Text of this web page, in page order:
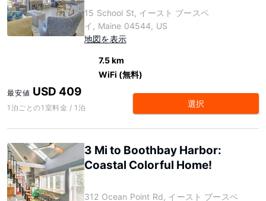
15 School St, イースト ブースベ
イ, Maine 04544, US
地図を表示
7.5 km
WiFi (無料)
最安値 USD 409
1泊ごとの1室料金 / 1泊 選択
3 Mi to Boothbay Harbor:
Coastal Colorful Home!
312 Ocean Point Rd, イースト ブースベ